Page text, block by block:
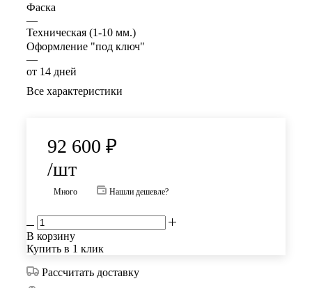
Фаска
—
Техническая (1-10 мм.)
Оформление "под ключ"
—
от 14 дней
Все характеристики
92 600 ₽
/шт
Много Нашли дешевле?
В корзину
Купить в 1 клик
Рассчитать доставку